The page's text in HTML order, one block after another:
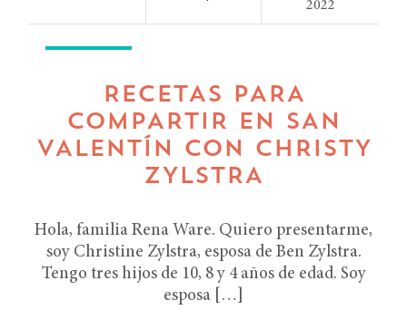
2022
RECETAS PARA
COMPARTIR EN SAN
VALENTÍN CON CHRISTY
ZYLSTRA
Hola, familia Rena Ware. Quiero presentarme,
soy Christine Zylstra, esposa de Ben Zylstra.
Tengo tres hijos de 10, 8 y 4 años de edad. Soy
esposa […]